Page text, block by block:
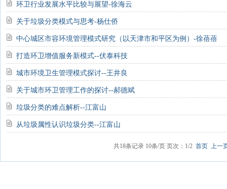
环卫行业发展水平比较与展望-徐海云
关于垃圾分类模式与思考-杨仕侨
中心城区市容环境管理模式研究（以天津市和平区为例）-徐蓓蓓
打造环卫增值服务新模式--伏泰科技
城市环境卫生管理模式探讨--王井良
关于城市环卫管理工作的探讨--郝德斌
垃圾分类的难点解析--江富山
从垃圾属性认识垃圾分类--江富山
共18条记录 10条/页 页次：1/2 首页 上一